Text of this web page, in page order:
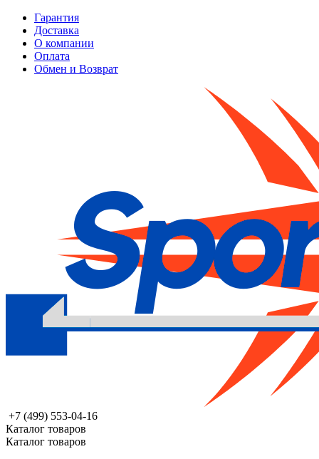
Гарантия
Доставка
О компании
Оплата
Обмен и Возврат
+7 (499) 553-04-16
Каталог товаров
Каталог товаров